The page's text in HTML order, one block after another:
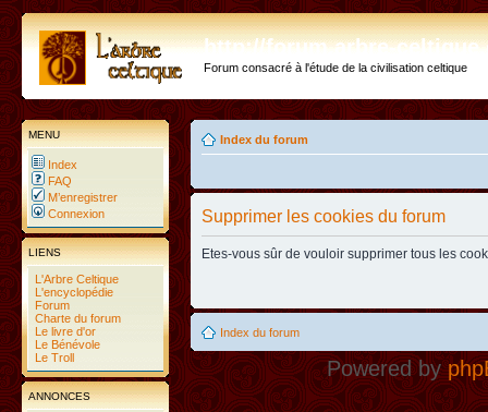
http://forum.arbre-
Forum consacré à l'étude de la civilisation celtique
MENU
Index
FAQ
M’enregistrer
Connexion
LIENS
L'Arbre Celtique
L'encyclopédie
Forum
Charte du forum
Le livre d'or
Le Bénévole
Le Troll
ANNONCES
Index du forum
Supprimer les cookies du forum
Etes-vous sûr de vouloir supprimer tous les
Index du forum
Powered by